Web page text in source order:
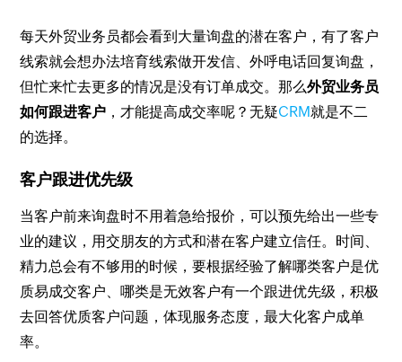
每天外贸业务员都会看到大量询盘的潜在客户，有了客户
线索就会想办法培育线索做开发信、外呼电话回复询盘，
但忙来忙去更多的情况是没有订单成交。那么外贸业务员
如何跟进客户 ，才能提高成交率呢？无疑CRM就是不二
的选择。
客户跟进优先级
当客户前来询盘时不用着急给报价，可以预先给出一些专
业的建议，用交朋友的方式和潜在客户建立信任。时间、
精力总会有不够用的时候，要根据经验了解哪类客户是优
质易成交客户、哪类是无效客户有一个跟进优先级，积极
去回答优质客户问题，体现服务态度，最大化客户成单
率。